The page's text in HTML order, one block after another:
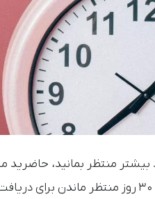
بیشتر منتظر بمانید،